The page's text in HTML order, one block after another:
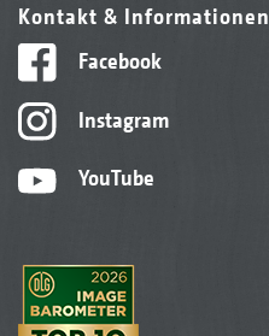
Kontakt & Informationen
Facebook
Instagram
YouTube